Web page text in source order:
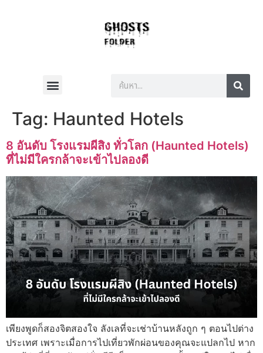
Tag: Haunted Hotels
8 อันดับ โรงแรมผีสิง ทั่วโลก (Haunted Hotels)
ที่ไม่มีใครกล้าจะเข้าไปลองดี
เพียงพูดก็สองจิตสองใจ ลังเลที่จะเช่าบ้านหลังถูก ๆ ตอนไปต่าง
ประเทศ เพราะเมื่อการไปเที่ยวพักผ่อนของคุณจะแปลกไป หาก